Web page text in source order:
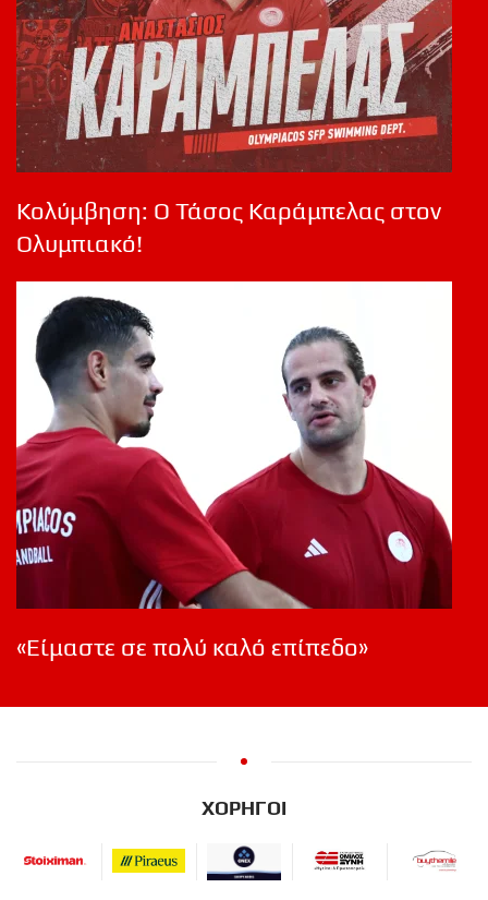
Κολύμβηση: Ο Τάσος Καράμπελας στον
Ολυμπιακό!
«Είμαστε σε πολύ καλό επίπεδο»
ΧΟΡΗΓΟΙ